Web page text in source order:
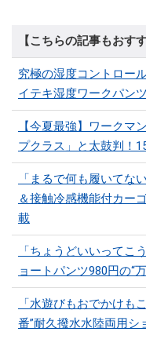
【こちらの記事もおす
究極の湿度コントロー
イテキ湿度ワークパン
【今夏最強】ワークマ
プクラス」と太鼓判！
「まるで何も履いてな
＆接触冷感機能付カー
載
「ちょうどいいってこ
ョートパンツ980円の“
「水遊びもおでかけも
番”耐久撥水水陸両用シ